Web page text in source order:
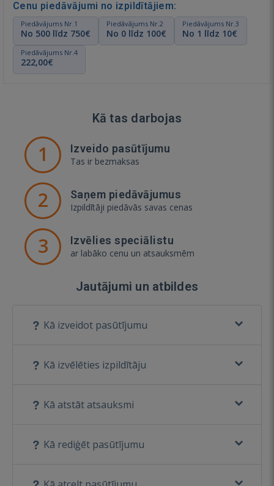
Cenu piedāvājumi no izpildītājiem:
Piedāvājums Nr.1
No 500 līdz 750€
Piedāvājums Nr.2
No 0 līdz 100€
Piedāvājums Nr.3
No 1 līdz 10€
Piedāvājums Nr.4
222,00€
Kā tas darbojas
1 Izveido pasūtījumu
Tas ir bezmaksas
2 Saņem piedāvājumus
Izpildītāji piedāvās savas cenas
3 Izvēlies speciālistu
ar labāko cenu un atsauksmēm
Jautājumi un atbildes
Kā izveidot pasūtījumu
Kā izvēlēties izpildītāju
Kā atstāt atsauksmi
Kā rediģēt pasūtījumu